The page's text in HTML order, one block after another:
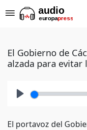
El Gobierno de
alzada para evitar
El portavoz del